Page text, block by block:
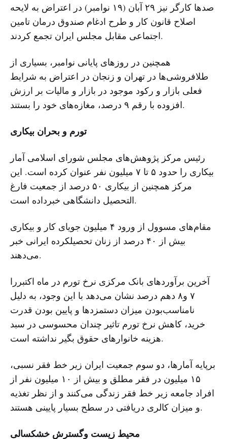
صدها کارگر نیز ۲۹ آبان (۱۹ نوامبر) در اعتراض به لایحه
اصلاح قانون کار و طرح ادغام صندوق درمان تامین
اجتماعی مقابل مجلس ایران تجمع کردند.
همچنین در روزهای پایانی نوامبر، بسیاری از
طلافروشی‌ها در تهران و زنجان در اعتراض به شرایط
فعلی بازار و رکود موجود در بازار و مالیات بر ارزش
افزوده با رقم ۹ درصد، مغازه‌های خود را بستند.
تورم و بحران بیکاری
رئیس مرکز پژوهش‌های مجلس شورای اسلامی آمار
بیکاری را حدود ۵ تا ۷ میلیون نفر عنوان کرده است. این
مرکز همچنین از بیکاری ۵۰ درصد از جمعیت فارغ
التحصیل دانشگاهی خبرداده است.
مقام‌های مسوول از ورود ۴ میلیون جویای کار و بیکاری
بیش از ۴۰ درصد از زنان تحصیلکرده ایرانی خبر
می‌دهند.
آخرین برآوردهای بانک مرکزی نرخ تورم در ماه اکتبررا
۷ و۸ دهم درصد نشان می‌دهد با این وجود، به دلیل
نامناسب‌بودن میزان دستمزد‌ها و پایین بودن قدرت
خرید، کاهش نرخ تورم تاثیر چندان محسوسی در سبد
هزینه خانوارهای حقوق بگیر نداشته است.
برپایه آمار‌ها، دو سوم جمعیت ایران زیر خط فقر نسبی،
۱۵ میلیون در فقر مطلق و بیش از ۱۰ میلیون نفر از
افراد جامعه زیر خط فقر زندگی می‌کنند و از نظر تغذیه
و میزان کالری دریافتی در سطح بسیار پایینی هستند.
محیط زیست وگسترش خشکسالی